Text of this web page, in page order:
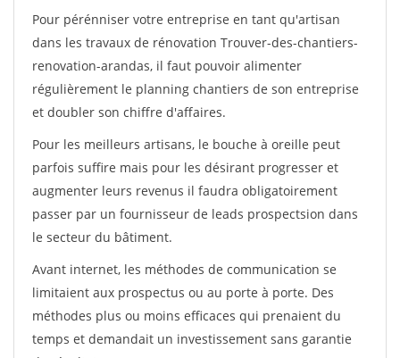
Pour pérénniser votre entreprise en tant qu'artisan
dans les travaux de rénovation Trouver-des-chantiers-
renovation-arandas, il faut pouvoir alimenter
régulièrement le planning chantiers de son entreprise
et doubler son chiffre d'affaires.
Pour les meilleurs artisans, le bouche à oreille peut
parfois suffire mais pour les désirant progresser et
augmenter leurs revenus il faudra obligatoirement
passer par un fournisseur de leads prospectsion dans
le secteur du bâtiment.
Avant internet, les méthodes de communication se
limitaient aux prospectus ou au porte à porte. Des
méthodes plus ou moins efficaces qui prenaient du
temps et demandait un investissement sans garantie